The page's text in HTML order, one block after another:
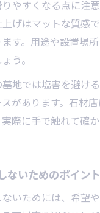
やすくなる点に注
げはマットな質感
す。用途や設置場
う。
地では塩害を避け
があります。石材
際に手で触れて確
ないためのポイント
いためには、希望